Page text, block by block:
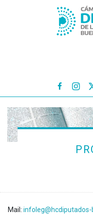

Mail: infoleg@hcdiputados-